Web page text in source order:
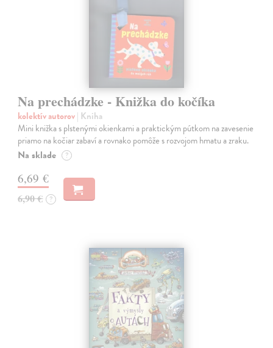
Na prechádzke - Knižka do kočíka
kolektív autorov| Kniha
Mini knižka s plstenými okienkami a praktickým pútkom na zavesenie
priamo na kočiar zabaví a rovnako pomôže s rozvojom hmatu a zraku.
Na sklade ?
6,69 €
6,90 € ?